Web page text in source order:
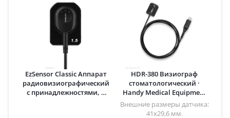
EzSensor Classic Аппарат
радиовизиографический
с принадлежностями, в
HDR-380 Визиограф
стоматологический ·
Handy Medical Equipment
(Китай)
Внешние размеры датчика:
41х29,6 мм.